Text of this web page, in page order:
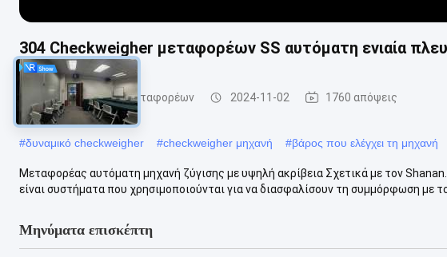
304 Checkweigher μεταφορέων SS αυτόματη ενιαία
Ελεγκτής βάρους μεταφορέων 2024-11-02 1760 απόψεις
#δυναμικό checkweigher #checkweigher μηχανή #βάρος που ελέγχει τη μηχανή
Μεταφορέας αυτόματη μηχανή ζύγισης με υψηλή ακρίβεια Σχετικά με τον
είναι συστήματα που χρησιμοποιούνται για να διασφαλίσουν τη συμμόρφωση με
Μηνύματα επισκέπτη